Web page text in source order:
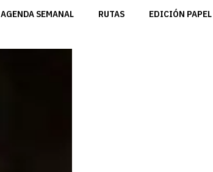
AGENDA SEMANAL RUTAS EDICIÓN PAPEL